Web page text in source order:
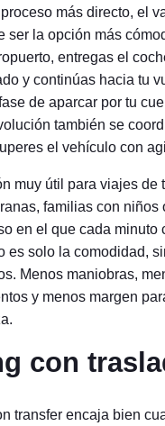
más directo, el
ser la opción más
entregas el
y continúas hacia tu
de aparcar por tu
también se
el vehículo con
muy útil para viajes de
familias con niños
en el que cada minuto
es solo la comodidad,
Menos maniobras,
y menos margen
con
transfer encaja bien